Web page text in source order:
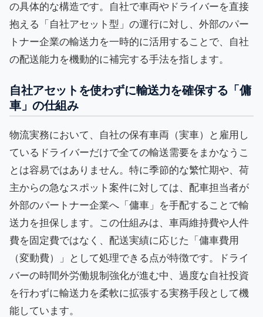
の具体的な構造です。自社で車両やドライバーを直接
抱える「自社アセット型」の運行に対し、外部のパー
トナー企業の輸送力を一時的に活用することで、自社
の配送能力を機動的に補完する手法を指します。
自社アセットを使わずに輸送力を確保する「傭
車」の仕組み
物流実務において、自社の保有車両（実車）と雇用し
ているドライバーだけで全ての輸送需要をまかなうこ
とは容易ではありません。特に季節的な繁忙期や、荷
主からの急なスポット案件に対しては、配車担当者が
外部のパートナー企業へ「傭車」を手配することで輸
送力を担保します。この仕組みは、車両維持費や人件
費を固定費ではなく、配送実績に応じた「傭車費用
（変動費）」として処理できる点が特徴です。ドライ
バーの時間外労働規制強化が進む中、過度な自社投資
を行わずに輸送力を柔軟に拡張する実務手段として機
能しています。